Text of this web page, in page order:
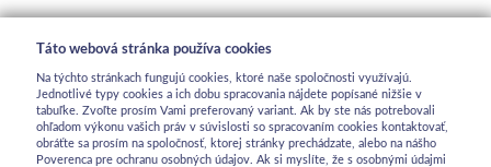
Táto webová stránka používa cookies
Na týchto stránkach fungujú cookies, ktoré naše spoločnosti využívajú.
Jednotlivé typy cookies a ich dobu spracovania nájdete popísané nižšie v
tabuľke. Zvoľte prosím Vami preferovaný variant. Ak by ste nás potrebovali
ohľadom výkonu vašich práv v súvislosti so spracovaním cookies kontaktovať,
obráťte sa prosím na spoločnosť, ktorej stránky prechádzate, alebo na nášho
Poverenca pre ochranu osobných údajov. Ak si myslíte, že s osobnými údajmi